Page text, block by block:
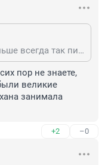
Татаро - монгольское иго. Раньше всегда так писали. Монголы при советской власти узнали только, что они великие завоеватели. Орда пошла из Сибири.
пор не знаете,
великие
занимала
+2 –0